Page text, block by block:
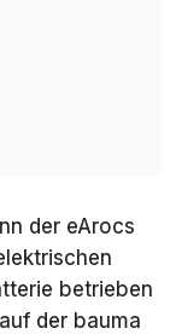
der eArocs
betrieben
der bauma